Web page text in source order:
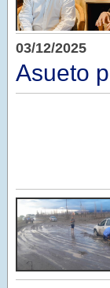
03/12/2025
Asueto